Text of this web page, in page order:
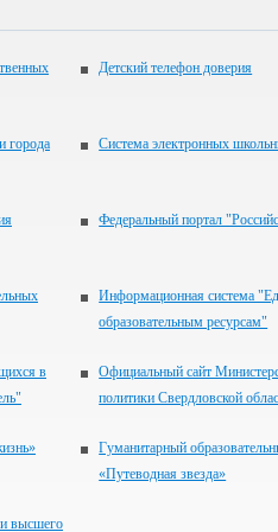
Детский телефон доверия
города Система электронных
Федеральный портал
Информационная система
образовательным ресурсам"
в
Официальный сайт
политики Свердловской
Гуманитарный
«Путеводная звезда»
высшего